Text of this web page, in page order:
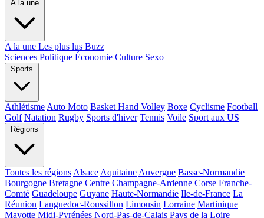
A la une
A la une Les plus lus Buzz
Sciences Politique Économie Culture Sexo
Sports
Athlétisme Auto Moto Basket Hand Volley Boxe Cyclisme Football
Golf Natation Rugby Sports d'hiver Tennis Voile Sport aux US
Régions
Toutes les régions Alsace Aquitaine Auvergne Basse-Normandie
Bourgogne Bretagne Centre Champagne-Ardenne Corse Franche-
Comté Guadeloupe Guyane Haute-Normandie Ile-de-France La
Réunion Languedoc-Roussillon Limousin Lorraine Martinique
Mayotte Midi-Pyrénées Nord-Pas-de-Calais Pays de la Loire